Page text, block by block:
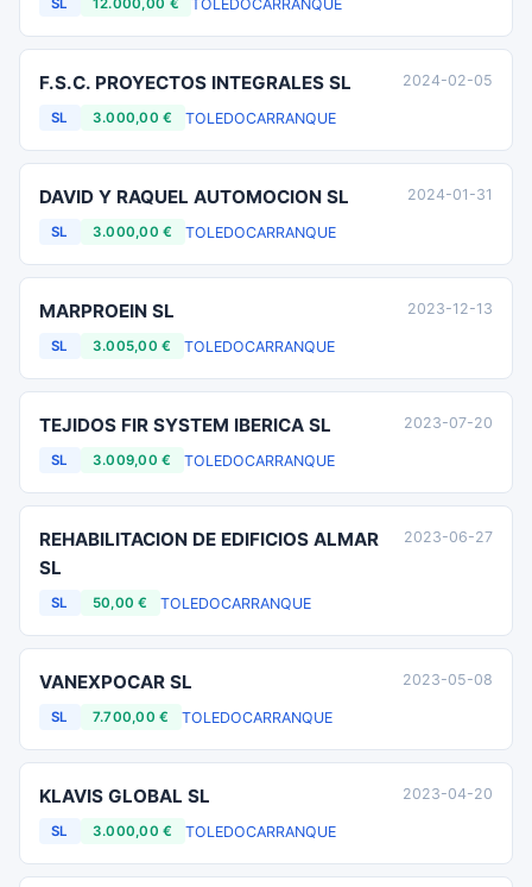
SL 12.000,00 € TOLEDOCARRANQUE
F.S.C. PROYECTOS INTEGRALES SL
SL 3.000,00 € TOLEDOCARRANQUE
2024-02-05
DAVID Y RAQUEL AUTOMOCION SL
SL 3.000,00 € TOLEDOCARRANQUE
2024-01-31
MARPROEIN SL
SL 3.005,00 € TOLEDOCARRANQUE
2023-12-13
TEJIDOS FIR SYSTEM IBERICA SL
SL 3.009,00 € TOLEDOCARRANQUE
2023-07-20
REHABILITACION DE EDIFICIOS ALMAR
SL
SL 50,00 € TOLEDOCARRANQUE
2023-06-27
VANEXPOCAR SL
SL 7.700,00 € TOLEDOCARRANQUE
2023-05-08
KLAVIS GLOBAL SL
SL 3.000,00 € TOLEDOCARRANQUE
2023-04-20